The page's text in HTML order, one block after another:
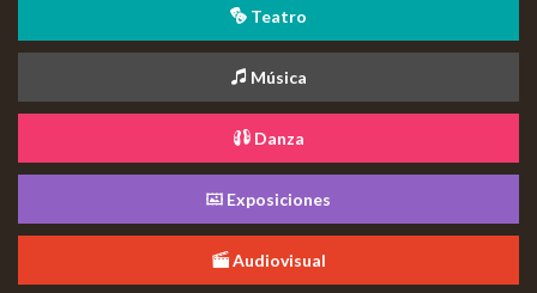
Teatro
Música
Danza
Exposiciones
Audiovisual